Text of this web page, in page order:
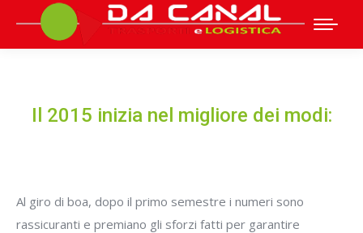
Il 2015 inizia nel migliore dei modi:
Al giro di boa, dopo il primo semestre i numeri sono
rassicuranti e premiano gli sforzi fatti per garantire